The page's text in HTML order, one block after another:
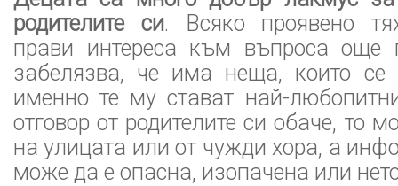
родителите си. Всяко проявено
прави интереса към въпроса още
забелязва, че има неща, които се
именно те му стават най-
отговор от родителите си обаче, то
на улицата или от чужди хора, а
може да е опасна, изопачена или